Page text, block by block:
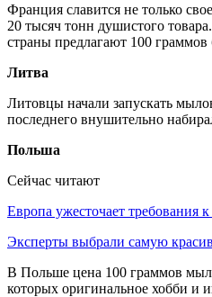
Франция славится не только
20 тысяч тонн душистого
страны предлагают 100
Литва
Литовцы начали запускать
последнего внушительно
Польша
Сейчас читают
Европа ужесточает требования
Эксперты выбрали самую
В Польше цена 100 граммов
которых оригинальное хобби и